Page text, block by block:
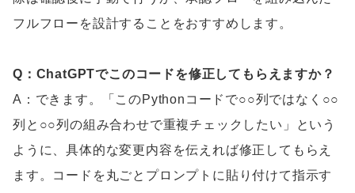
フルフローを設計することをおすすめします。
Q：ChatGPTでこのコードを修正してもらえますか？
A：できます。「このPythonコードで○○列ではなく○○
列と○○列の組み合わせで重複チェックしたい」という
ように、具体的な変更内容を伝えれば修正してもらえ
ます。コードを丸ごとプロンプトに貼り付けて指示す